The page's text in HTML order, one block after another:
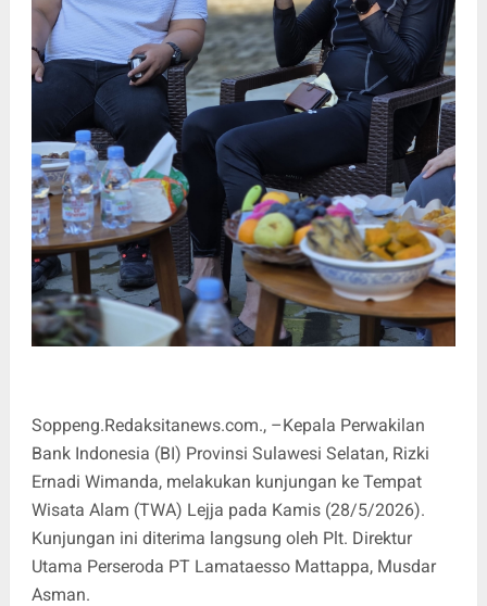
Soppeng.Redaksitanews.com., –Kepala Perwakilan
Bank Indonesia (BI) Provinsi Sulawesi Selatan, Rizki
Ernadi Wimanda, melakukan kunjungan ke Tempat
Wisata Alam (TWA) Lejja pada Kamis (28/5/2026).
Kunjungan ini diterima langsung oleh Plt. Direktur
Utama Perseroda PT Lamataesso Mattappa, Musdar
Asman.